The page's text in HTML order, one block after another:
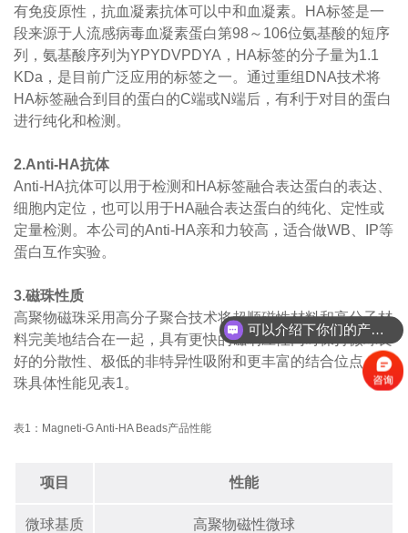
有免疫原性，抗血凝素抗体可以中和血凝素。HA标签是一
段来源于人流感病毒血凝素蛋白第98～106位氨基酸的短序
列，氨基酸序列为YPYDVPDYA，HA标签的分子量为1.1
KDa，是目前广泛应用的标签之一。通过重组DNA技术将
HA标签融合到目的蛋白的C端或N端后，有利于对目的蛋白
进行纯化和检测。
2.Anti-HA抗体
Anti-HA抗体可以用于检测和HA标签融合表达蛋白的表达、
细胞内定位，也可以用于HA融合表达蛋白的纯化、定性或
定量检测。本公司的Anti-HA亲和力较高，适合做WB、IP等
蛋白互作实验。
3.磁珠性质
高聚物磁珠采用高分子聚合技术将超顺磁性材料和高分子材
料完美地结合在一起，具有更快的磁响应性同时保持微球良
好的分散性、极低的非特异性吸附和更丰富的结合位点。磁
珠具体性能见表1。
表1：Magneti-G Anti-HA Beads产品性能
项目 性能
微球基质 高聚物磁性微球
可以介绍下你们的产品么？